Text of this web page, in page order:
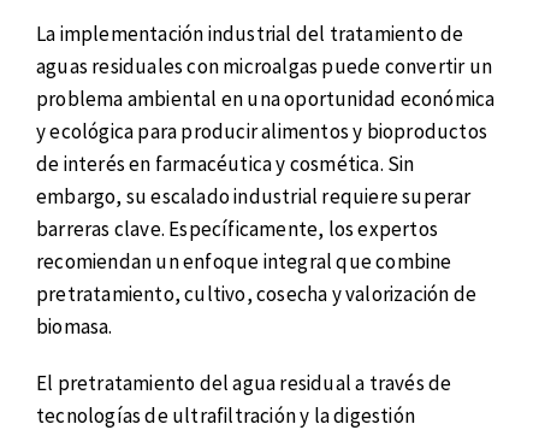
La implementación industrial del tratamiento de
aguas residuales con microalgas puede convertir un
problema ambiental en una oportunidad económica
y ecológica para producir alimentos y bioproductos
de interés en farmacéutica y cosmética. Sin
embargo, su escalado industrial requiere superar
barreras clave. Específicamente, los expertos
recomiendan un enfoque integral que combine
pretratamiento, cultivo, cosecha y valorización de
biomasa.
El pretratamiento del agua residual a través de
tecnologías de ultrafiltración y la digestión